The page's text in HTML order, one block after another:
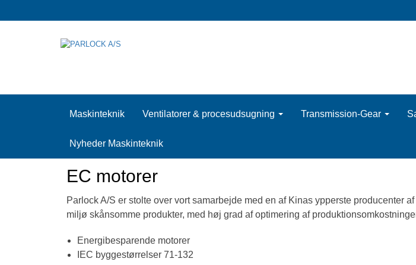
Maskinteknik Ventilatorer & procesudsugning Transmission-Gear
Nyheder Maskinteknik
EC motorer
Parlock A/S er stolte over vort samarbejde med en af Kinas ypperste producenter
miljø skånsomme produkter, med høj grad af optimering af
Energibesparende motorer
IEC byggestørrelser 71-132